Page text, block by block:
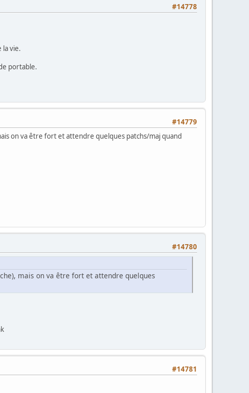
#14778
la vie.
portable.
#14779
on va être fort et attendre quelques patchs/maj quand
#14780
mais on va être fort et attendre quelques
#14781